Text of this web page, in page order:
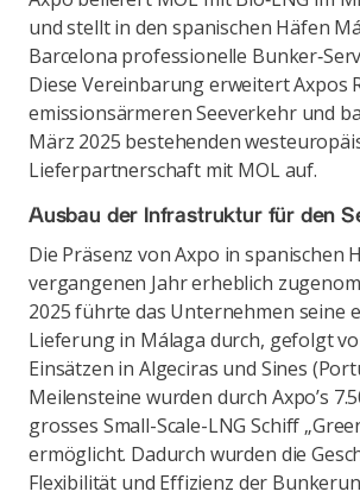
und stellt in den spanischen Häfen
Barcelona professionelle
Diese Vereinbarung erweitert Axpos
emissionsärmeren Seeverkehr und
März 2025 bestehenden
Lieferpartnerschaft mit MOL auf.
Ausbau der Infrastruktur für den
Die Präsenz von Axpo in spanischen
vergangenen Jahr erheblich
2025 führte das Unternehmen seine
Lieferung in Málaga durch, gefolgt
Einsätzen in Algeciras und Sines
Meilensteine wurden durch Axpo’s
grosses Small-Scale-LNG Schiff
ermöglicht. Dadurch wurden die
Flexibilität und Effizienz der